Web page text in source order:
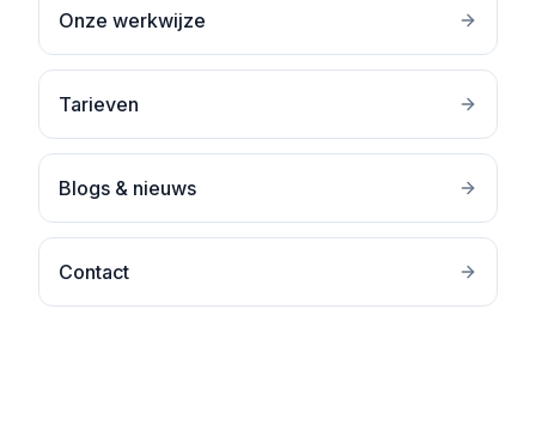
Onze werkwijze
Tarieven
Blogs & nieuws
Contact